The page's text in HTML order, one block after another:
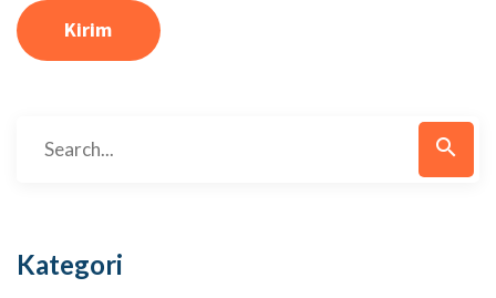
Kirim
search
Kategori